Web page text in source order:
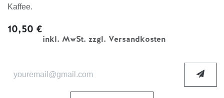
Kaffee.
10,50 €
inkl. MwSt. zzgl. Versandkosten